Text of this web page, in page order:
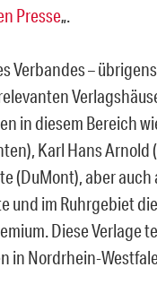
Presse„.
Verbandes –
in diesem Bereich
Karl Hans Arnold
(DuMont), aber
und im Ruhrgebiet
Diese Verlage
in Nordrhein-